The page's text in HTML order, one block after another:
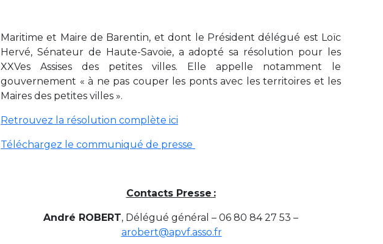
Maritime et Maire de Barentin, et dont le Président délégué est Loïc
Hervé, Sénateur de Haute-Savoie, a adopté sa résolution pour les
XXVes Assises des petites villes. Elle appelle notamment le
gouvernement « à ne pas couper les ponts avec les territoires et les
Maires des petites villes ».
Retrouvez la résolution complète ici
Téléchargez le communiqué de presse
Contacts Presse :
André ROBERT, Délégué général – 06 80 84 27 53 –
arobert@apvf.asso.fr